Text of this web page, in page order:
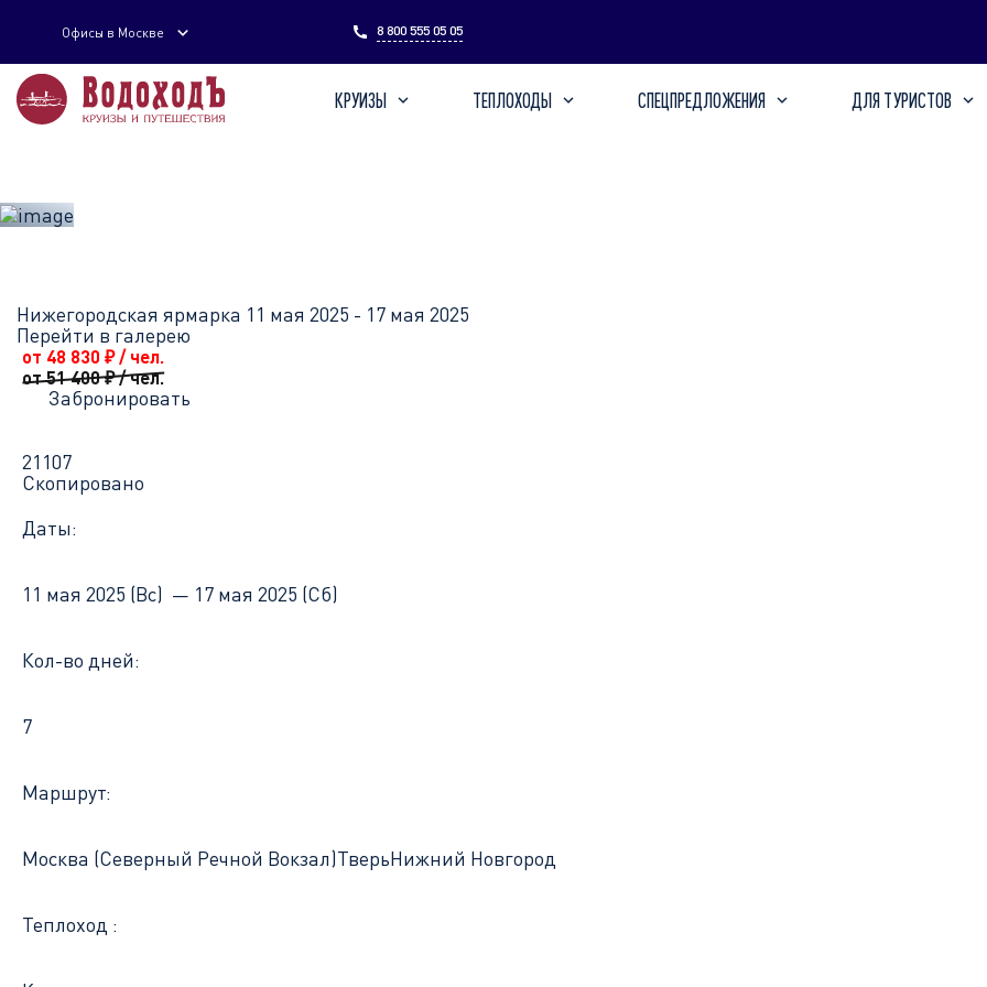
Офисы в Москве 8 800 555 05 05
КРУИЗЫ ТЕПЛОХОДЫ СПЕЦПРЕДЛОЖЕНИЯ ДЛЯ ТУРИСТОВ
Введите поисковый запрос
Нижегородская ярмарка 11 мая 2025 - 17 мая 2025
Перейти в галерею
от 48 830 ₽/ чел.
от 51 400₽/ чел.
Забронировать
21107
Скопировано
Даты:
11 мая 2025 (Вс) — 17 мая 2025 (Сб)
Кол-во дней:
7
Маршрут:
Москва (Северный Речной Вокзал)ТверьНижний Новгород
Теплоход :